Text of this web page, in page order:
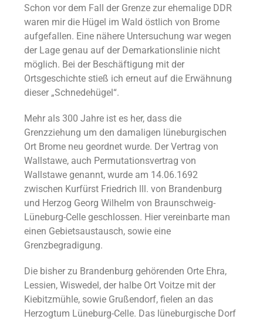
Schon vor dem Fall der Grenze zur ehemalige DDR
waren mir die Hügel im Wald östlich von Brome
aufgefallen. Eine nähere Untersuchung war wegen
der Lage genau auf der Demarkationslinie nicht
möglich. Bei der Beschäftigung mit der
Ortsgeschichte stieß ich erneut auf die Erwähnung
dieser „Schnedehügel“.
Mehr als 300 Jahre ist es her, dass die
Grenzziehung um den damaligen lüneburgischen
Ort Brome neu geordnet wurde. Der Vertrag von
Wallstawe, auch Permutationsvertrag von
Wallstawe genannt, wurde am 14.06.1692
zwischen Kurfürst Friedrich lll. von Brandenburg
und Herzog Georg Wilhelm von Braunschweig-
Lüneburg-Celle geschlossen. Hier vereinbarte man
einen Gebietsaustausch, sowie eine
Grenzbegradigung.
Die bisher zu Brandenburg gehörenden Orte Ehra,
Lessien, Wiswedel, der halbe Ort Voitze mit der
Kiebitzmühle, sowie Grußendorf, fielen an das
Herzogtum Lüneburg-Celle. Das lüneburgische Dorf